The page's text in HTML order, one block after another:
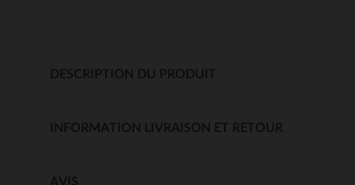
DESCRIPTION DU PRODUIT
INFORMATION LIVRAISON ET RETOUR
AVIS